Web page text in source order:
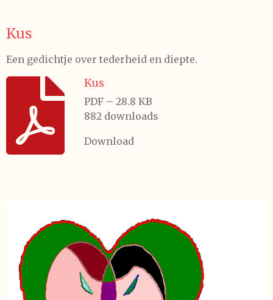
Kus
Een gedichtje over tederheid en diepte.
Kus
PDF – 28.8 KB
882 downloads
Download